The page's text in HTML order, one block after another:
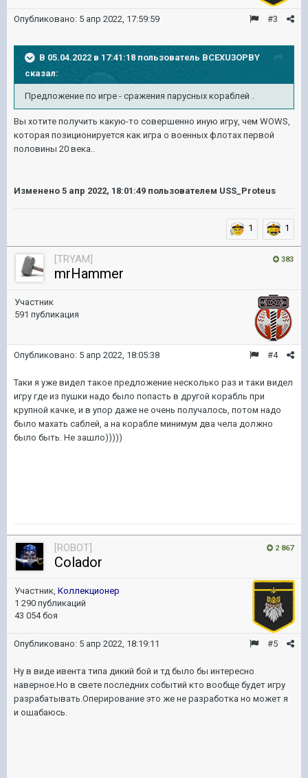
#3
Опубликовано: 5 апр 2022, 17:59:59
В 05.04.2022 в 17:41:18 пользователь BCEXU3OPBY
сказал:
Предложение по игре - сражения парусных кораблей .
Вы хотите получить какую-то совершенно иную игру, чем WOWS,
которая позиционируется как игра о военных флотах первой
половины 20 века..
Изменено 5 апр 2022, 18:01:49 пользователем USS_Proteus
1 1
383
[TRYAM]
mrHammer
Участник
591 публикация
#4
Опубликовано: 5 апр 2022, 18:05:38
Таки я уже видел такое предложение несколько раз и таки видел
игру где из пушки надо было попасть в другой корабль при
крупной качке, и в упор даже не очень получалось, потом надо
было махать саблей, а на корабле минимум два чела должно
было быть. Не зашло)))))
2 867
[ROBOT]
Colador
Участник, Коллекционер
1 290 публикаций
43 054 боя
#5
Опубликовано: 5 апр 2022, 18:19:11
Ну в виде ивента типа дикий бой и тд было бы интересно
наверное.Но в свете последних событий кто вообще будет игру
разрабатывать.Оперирование это же не разработка но может я
и ошабаюсь.